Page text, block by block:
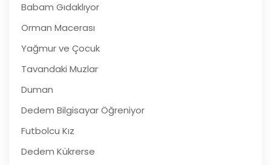
Babam Gıdaklıyor
Orman Macerası
Yağmur ve Çocuk
Tavandaki Muzlar
Duman
Dedem Bilgisayar Öğreniyor
Futbolcu Kız
Dedem Kükrerse